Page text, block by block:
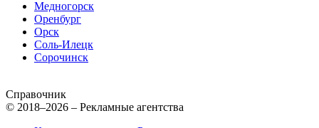
Медногорск
Оренбург
Орск
Соль-Илецк
Сорочинск
Справочник
© 2018–2026 – Рекламные агентства